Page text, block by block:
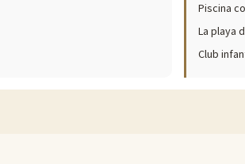
se divierten en los toboganes. También hay
está organizada para satisfacer sus
Piscina
La playa
Club